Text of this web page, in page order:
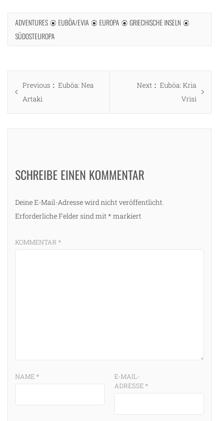
ADVENTURES EUBÖA/EVIA EUROPA
GRIECHISCHE INSELN
SÜDOSTEUROPA
Beitragsnavigation
Previous
Previous
Euböa: Nea
Artaki
Next
Next
Euböa: Kria
Vrisi
SCHREIBE EINEN KOMMENTAR
Deine E-Mail-Adresse wird nicht veröffentlicht.
Erforderliche Felder sind mit * markiert
KOMMENTAR *
NAME*
E-MAIL-
ADRESSE*